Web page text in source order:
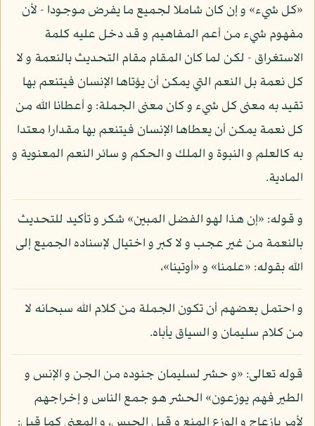
«كل شيء» و إن كان شاملا لجميع ما يفرض موجودا - لأن
مفهوم شيء من أعم المفاهيم و قد دخل عليه كلمة
الاستغراق - لكن لما كان المقام مقام التحديث بالنعمة و لا
كل نعمة بل النعم التي يمكن أن يؤتاها الإنسان فيتنعم بها
تقيد به معنى كل شيء و كان معنى الجملة: و أعطانا الله من
كل نعمة يمكن أن يعطاها الإنسان فيتنعم بها مقدارا معتدا
به كالعلم و النبوة و الملك و الحكم و سائر النعم المعنوية و
المادية.
و قوله: «إن هذا لهو الفضل المبين» شكر و تأكيد للتحديث
بالنعمة من غير عجب و لا كبر و اختيال لإسناده الجميع إلى
الله بقوله: «علمنا» و «أوتينا»،
و احتمل بعضهم أن تكون الجملة من كلام الله سبحانه لا
من كلام سليمان و السياق يأباه.
قوله تعالى: «و حشر لسليمان جنوده من الجن و الإنس و
الطير فهم يوزعون» الحشر هو جمع الناس و إخراجهم